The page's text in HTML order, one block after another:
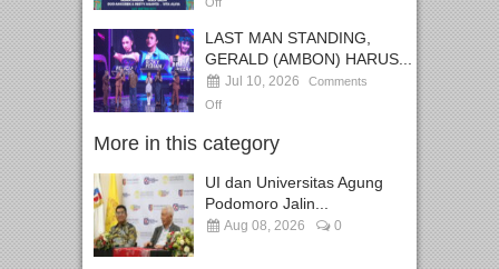
LAST MAN STANDING,
GERALD (AMBON) HARUS...
Jul 10, 2026
Comments
Off
More in this category
UI dan Universitas Agung
Podomoro Jalin...
Aug 08, 2026 0